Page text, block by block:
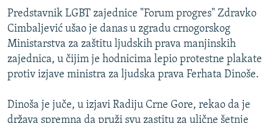
FOTOGALERIJE
INFOGRAFIKE
RAT U UKRAJINI
KINA NA BALKANU
RSE PRIČE IZ SVIJETA
ISPRIČAJ MI
DNEVNO@RSE
Predstavnik LGBT zajednice "Forum progres" Zdravko
Cimbaljević ušao je danas u zgradu crnogorskog
Ministarstva za zaštitu ljudskih prava manjinskih
zajednica, u čijim je hodnicima lepio protestne plakate
protiv izjave ministra za ljudska prava Ferhata Dinoše.
Dinoša je juče, u izjavi Radiju Crne Gore, rekao da je
država spremna da pruži svu zastitu za ulične šetnje